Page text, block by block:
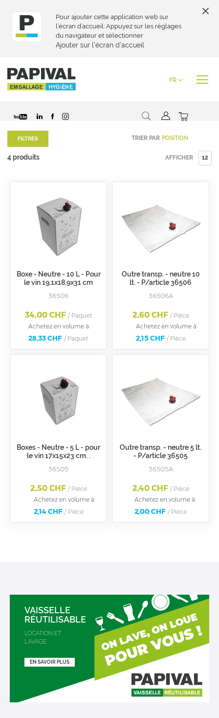
Pour ajouter cette application web sur
l’écran d’accueil: Appuyez sur les réglages
du navigateur et sélectionner
Ajouter sur l’écran d’accueil
to
Content
Langue
FR
Chercher Mon
4 produits AFFICHER
TRIER PAR
Boxe - Neutre - 10 L - Pour
le vin 19,1x18,9x31 cm
36506
34,00 CHF / Paquet
Achetez en volume à
28,33 CHF / Paquet
Outre transp. - neutre 10
lt. - P/article 36506
36506A
2,60 CHF / Pièce
Achetez en volume à
2,15 CHF / Pièce
Boxes - Neutre - 5 L - pour
le vin 17x15x23 cm. .
36505
2,50 CHF / Pièce
Achetez en volume à
2,14 CHF / Pièce
Outre transp. - neutre 5 lt.
- P/article 36505
36505A
2,40 CHF / Pièce
Achetez en volume à
2,00 CHF / Pièce
FILTRES
VAISSELLE
RÉUTILISABLE
LOCATION ET
LAVAGE
EN SAVOIR PLUS